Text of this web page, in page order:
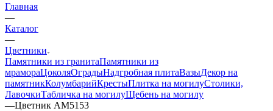
Главная
—
Каталог
—
Цветники
Памятники из гранитаПамятники из
мрамораЦоколяОградыНадгробная плитаВазыДекор на
памятникКолумбарийКрестыПлитка на могилуСтолики,
ЛавочкиТабличка на могилуЩебень на могилу
—Цветник AM5153